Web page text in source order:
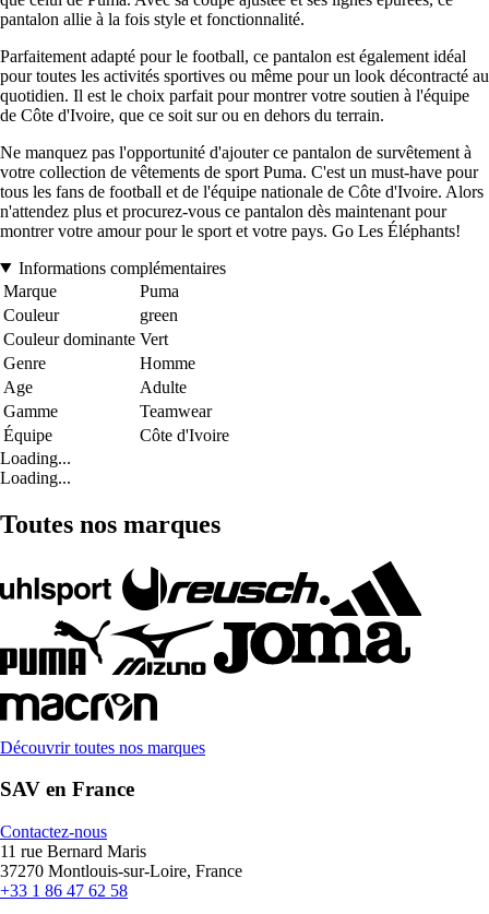
pantalon allie à la fois style et fonctionnalité.
Parfaitement adapté pour le football, ce pantalon est également idéal
pour toutes les activités sportives ou même pour un look décontracté au
quotidien. Il est le choix parfait pour montrer votre soutien à l'équipe
de Côte d'Ivoire, que ce soit sur ou en dehors du terrain.
Ne manquez pas l'opportunité d'ajouter ce pantalon de survêtement à
votre collection de vêtements de sport Puma. C'est un must-have pour
tous les fans de football et de l'équipe nationale de Côte d'Ivoire. Alors
n'attendez plus et procurez-vous ce pantalon dès maintenant pour
montrer votre amour pour le sport et votre pays. Go Les Éléphants!
Informations complémentaires
Marque
Puma
Couleur
green
Couleur dominante Vert
Genre
Homme
Age
Adulte
Gamme
Teamwear
Équipe
Côte d'Ivoire
Loading...
Loading...
Toutes nos marques
Découvrir toutes nos marques
SAV en France
Contactez-nous
11 rue Bernard Maris
37270 Montlouis-sur-Loire, France
+33 1 86 47 62 58